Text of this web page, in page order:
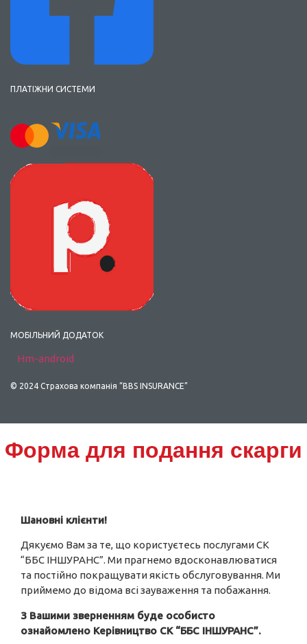
ПЛАТІЖНИ СИСТЕМИ
МОБІЛЬНИЙ ДОДАТОК
Hm-android
© 2024 Страхова компанія “BBS INSURANCE”
Up
Форма для подання скарги
Шановні клієнти!
Дякуємо Вам за те, що користуєтесь послугами СК
“ББС ІНШУРАНС”. Ми прагнемо вдосконавлюватися
та постійно покращувати якість обслуговування. Ми
приймемо до відома всі зауваження та побажання.
З Вашими зверненням буде особисто
ознайомлено Керівництво СК “ББС ІНШУРАНС”.